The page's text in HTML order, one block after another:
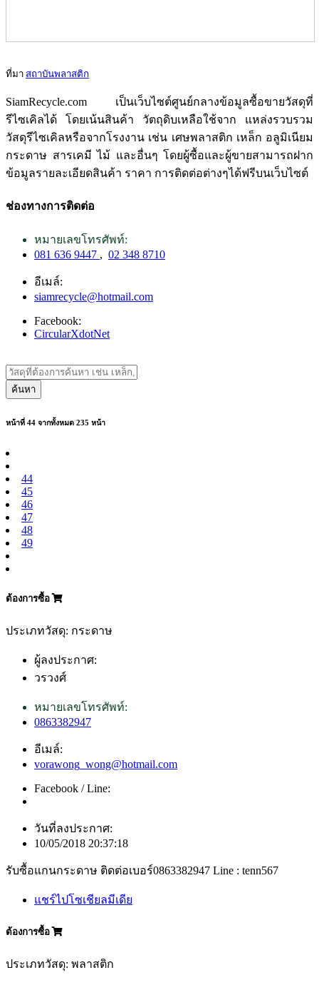
ที่มา สถาบันพลาสติก
SiamRecycle.com เป็นเว็บไซต์ศูนย์กลางข้อมูลซื้อขายวัสดุที่
รีไซเคิลได้ โดยเน้นสินค้า วัตถุดิบเหลือใช้จาก แหล่งรวบรวม
วัสดุรีไซเคิลหรือจากโรงงาน เช่น เศษพลาสติก เหล็ก อลูมิเนียม
กระดาษ สารเคมี ไม้ และอื่นๆ โดยผู้ซื้อและผู้ขายสามารถฝาก
ข้อมูลรายละเอียดสินค้า ราคา การติดต่อต่างๆได้ฟรีบนเว็บไซต์
ช่องทางการติดต่อ
หมายเลขโทรศัพท์:
081 636 9447 , 02 348 8710
อีเมล์:
siamrecycle@hotmail.com
Facebook:
CircularXdotNet
ค้นหา
หน้าที่ 44 จากทั้งหมด 235 หน้า
44
45
46
47
48
49
ต้องการซื้อ
ประเภทวัสดุ: กระดาษ
ผู้ลงประกาศ:
วรวงศ์
หมายเลขโทรศัพท์:
0863382947
อีเมล์:
vorawong_wong@hotmail.com
Facebook / Line:
วันที่ลงประกาศ:
10/05/2018 20:37:18
รับซื้อแกนกระดาษ ติดต่อเบอร์0863382947 Line : tenn567
แชร์ไปโซเชียลมีเดีย
ต้องการซื้อ
ประเภทวัสดุ: พลาสติก